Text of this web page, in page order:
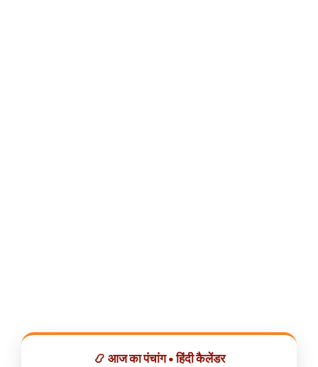
📿 आज का पंचांग • हिंदी कैलेंडर